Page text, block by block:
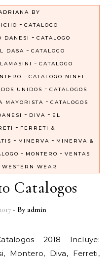
BY
- CATALOGO
DANESI - CATALOGO
DASA - CATALOGO
- CATALOGO
- CATALOGO NINEL
UNIDOS - CATALOGOS
MAYORISTA - CATALOGOS
- DIVA - EL
- FERRETI &
- MINERVA - MINERVA &
- MONTERO - VENTAS
WESTERN WEAR
Catalogos
- By admin
Montero, Diva, Ferreti,